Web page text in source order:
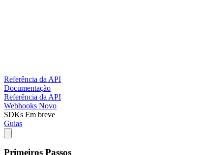
Referência da API
Documentação
Referência da API
Webhooks Novo
SDKs Em breve
Guias
Primeiros Passos